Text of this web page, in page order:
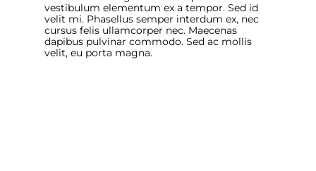
vestibulum elementum ex a tempor. Sed id
velit mi. Phasellus semper interdum ex, nec
cursus felis ullamcorper nec. Maecenas
dapibus pulvinar commodo. Sed ac mollis
velit, eu porta magna.